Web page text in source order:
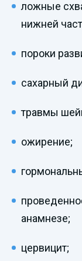
ложные
нижней
пороки
сахарный
травмы
ожирение;
анамнезе;
цервицит;